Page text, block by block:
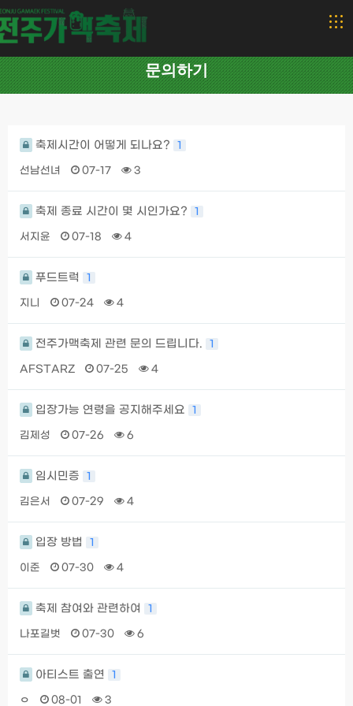
문의하기
축제시간이 어떻게 되나요? 1
선남선녀 07-17 3
축제 종료 시간이 몇 시인가요? 1
서지윤 07-18 4
푸드트럭 1
지니 07-24 4
전주가맥축제 관련 문의 드립니다. 1
AFSTARZ 07-25 4
입장가능 연령을 공지해주세요 1
김제성 07-26 6
임시민증 1
김은서 07-29 4
입장 방법 1
이준 07-30 4
축제 참여와 관련하여 1
나포길벗 07-30 6
아티스트 출연 1
ㅇ 08-01 3